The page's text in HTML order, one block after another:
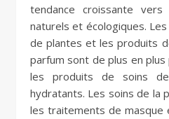
tendance croissante
naturels et écologiques.
de plantes et les produits
parfum sont de plus en
les produits de soins
hydratants. Les soins de la
les traitements de masque